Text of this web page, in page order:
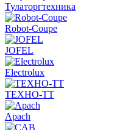
Тулаторгтехника
Robot-Coupe
JOFEL
Electrolux
ТЕХНО-ТТ
Apach